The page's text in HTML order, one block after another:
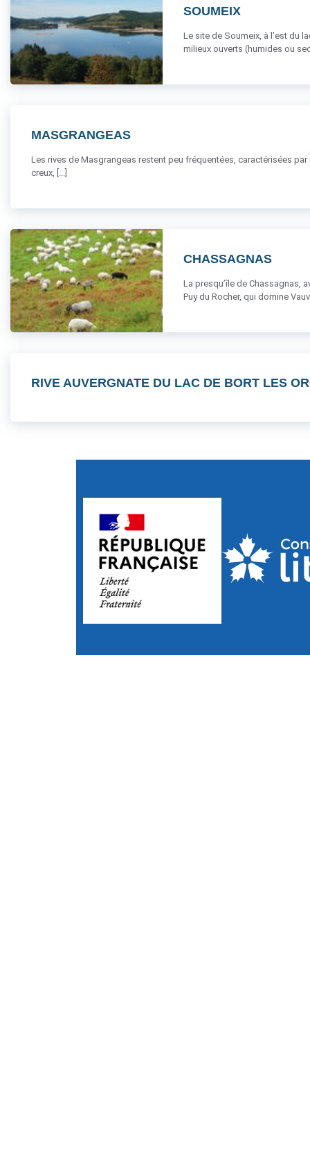
SOUMEIX
Le site de Soumeix, à l’est du
milieux ouverts (humides ou
MASGRANGEAS
Les rives de Masgrangeas restent peu fréquentées, caractérisées
creux, [...]
CHASSAGNAS
La presqu’île de Chassagnas,
Puy du Rocher, qui domine
RIVE AUVERGNATE DU LAC DE BORT LES